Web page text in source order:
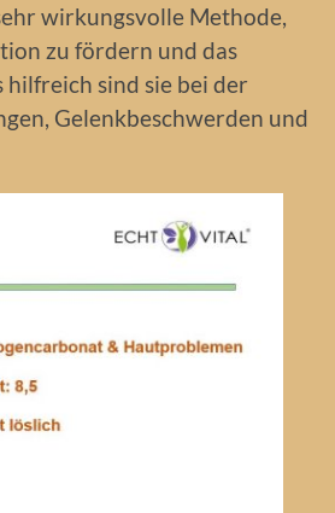
wirkungsvolle Methode,
zu fördern und das
sind sie bei der
Gelenkbeschwerden und